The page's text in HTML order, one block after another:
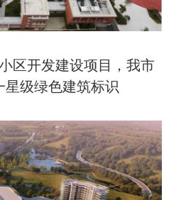
开发建设项目，我市
星级绿色建筑标识